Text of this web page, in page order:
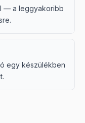
— a leggyakoribb
egy készülékben